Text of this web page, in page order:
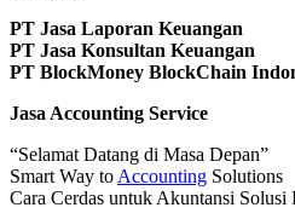
PT Jasa Laporan Keuangan
PT Jasa Konsultan Keuangan
PT BlockMoney BlockChain
Jasa Accounting Service
“Selamat Datang di Masa Depan”
Smart Way to Accounting Solutions
Cara Cerdas untuk Akuntansi Solusi